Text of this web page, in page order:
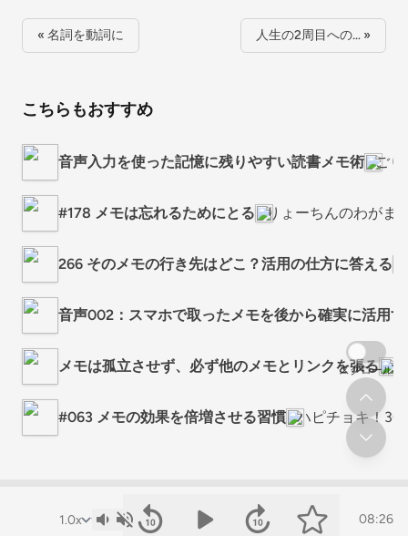
08:26
« 名詞を動詞に 人生の2周目への… »
こちらもおすすめ
音声入力を使った記憶に残りやすい読書メモ術 ごり
#178 メモは忘れるためにとる りょーちんのわがま
266 そのメモの行き先はどこ？活用の仕方に答える
音声002：スマホで取ったメモを後から確実に活用
メモは孤立させず、必ず他のメモとリンクを張る シ
#063 メモの効果を倍増させる習慣 ハピチョキ！30
スクロール